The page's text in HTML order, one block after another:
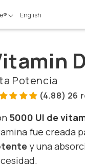
English
Potencia
(4.88) 26
5000 UI de
fue creada
y una